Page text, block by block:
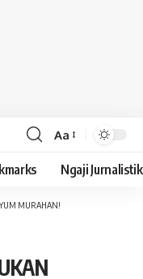
Font
Resizer
Aa
Ngaji Jurnalistik
MURAHAN!